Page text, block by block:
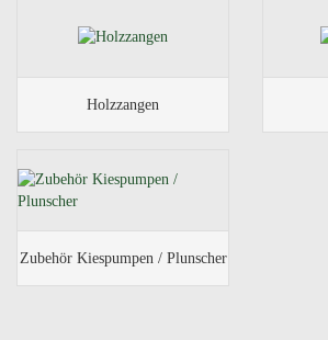
Holzzangen
Zubehör Kiespumpen / Plunscher